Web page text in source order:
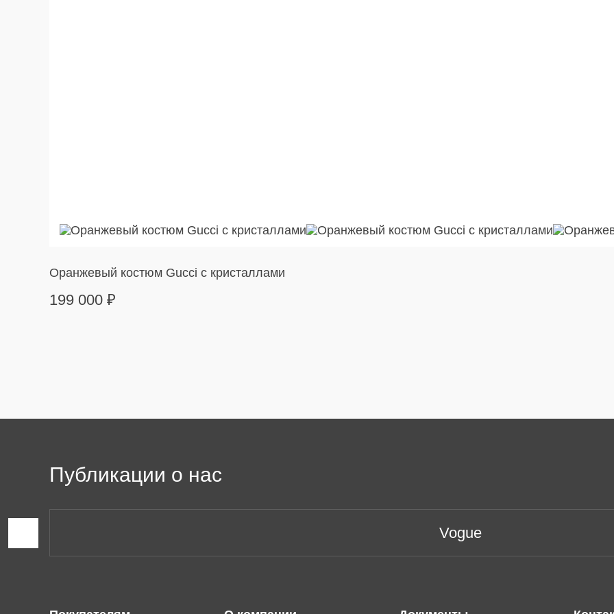
Оранжевый костюм Gucci с кристаллами
199 000 ₽
Публикации о нас
Vogue